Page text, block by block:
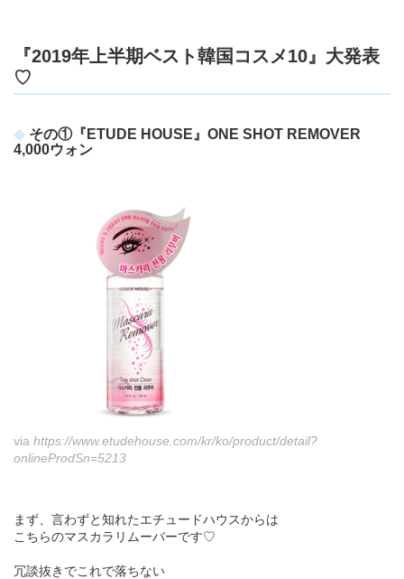
『2019年上半期ベスト韓国コスメ10』大発表
♡
その①『ETUDE HOUSE』ONE SHOT REMOVER
4,000ウォン
via https://www.etudehouse.com/kr/ko/product/detail?
onlineProdSn=5213
まず、言わずと知れたエチュードハウスからは
こちらのマスカラリムーバーです♡
冗談抜きでこれで落ちない